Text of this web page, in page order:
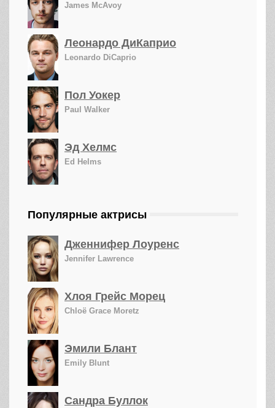
James McAvoy
Леонардо ДиКаприо
Leonardo DiCaprio
Пол Уокер
Paul Walker
Эд Хелмс
Ed Helms
Популярные актрисы
Дженнифер Лоуренс
Jennifer Lawrence
Хлоя Грейс Морец
Chloë Grace Moretz
Эмили Блант
Emily Blunt
Сандра Буллок